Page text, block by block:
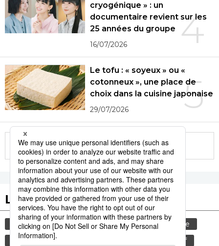
4
cryogénique » : un
documentaire revient sur les
25 années du groupe
16/07/2026
5
Le tofu : « soyeux » ou «
cotonneux », une place de
choix dans la cuisine japonaise
29/07/2026
More in this series
Les tags populaires
gastronomie histoire femme
culture
sexe
edo bœuf